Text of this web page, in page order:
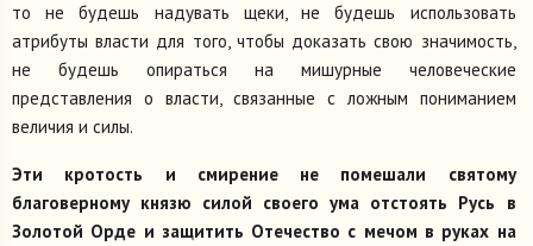
то не будешь надувать щеки, не будешь использовать
атрибуты власти для того, чтобы доказать свою значимость,
не будешь опираться на мишурные человеческие
представления о власти, связанные с ложным пониманием
величия и силы.
Эти кротость и смирение не помешали святому
благоверному князю силой своего ума отстоять Русь в
Золотой Орде и защитить Отечество с мечом в руках на